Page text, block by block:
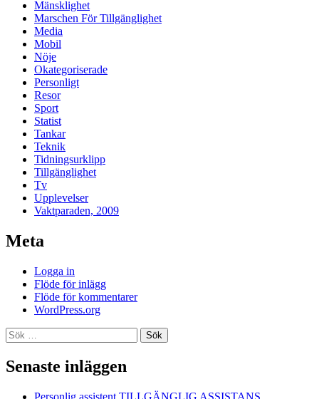
Mänsklighet
Marschen För Tillgänglighet
Media
Mobil
Nöje
Okategoriserade
Personligt
Resor
Sport
Statist
Tankar
Teknik
Tidningsurklipp
Tillgänglighet
Tv
Upplevelser
Vaktparaden, 2009
Meta
Logga in
Flöde för inlägg
Flöde för kommentarer
WordPress.org
Sök
efter:
Senaste inläggen
Personlig assistent TILLGÄNGLIG ASSISTANS